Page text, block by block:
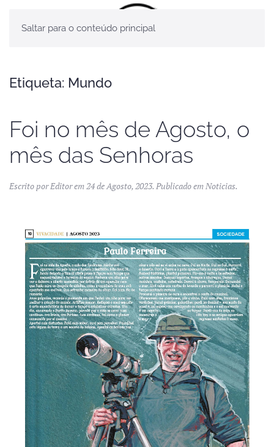
Saltar para o conteúdo principal
Etiqueta: Mundo
Foi no mês de Agosto, o
mês das Senhoras
Escrito porEditorem24 de Agosto, 2023. Publicado emNoticias.